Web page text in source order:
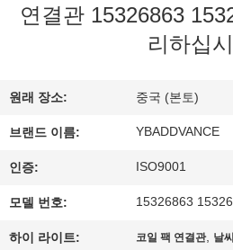
하
공
장
여
행
연결관 15326863
리하십
원래 장소: 중국 (본토)
브랜드 이름: YBADDVANCE
인증: ISO9001
모델 번호: 15326863
하이 라이트: 코일 팩 연결관, 날